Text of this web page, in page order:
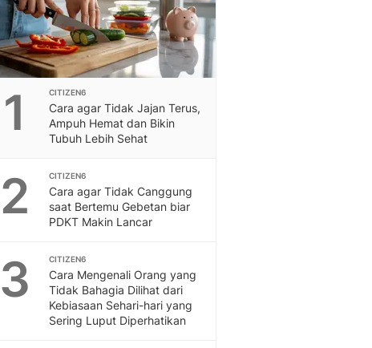
1 CITIZEN6
Cara agar Tidak Jajan Terus,
Ampuh Hemat dan Bikin
Tubuh Lebih Sehat
2 CITIZEN6
Cara agar Tidak Canggung
saat Bertemu Gebetan biar
PDKT Makin Lancar
3 CITIZEN6
Cara Mengenali Orang yang
Tidak Bahagia Dilihat dari
Kebiasaan Sehari-hari yang
Sering Luput Diperhatikan